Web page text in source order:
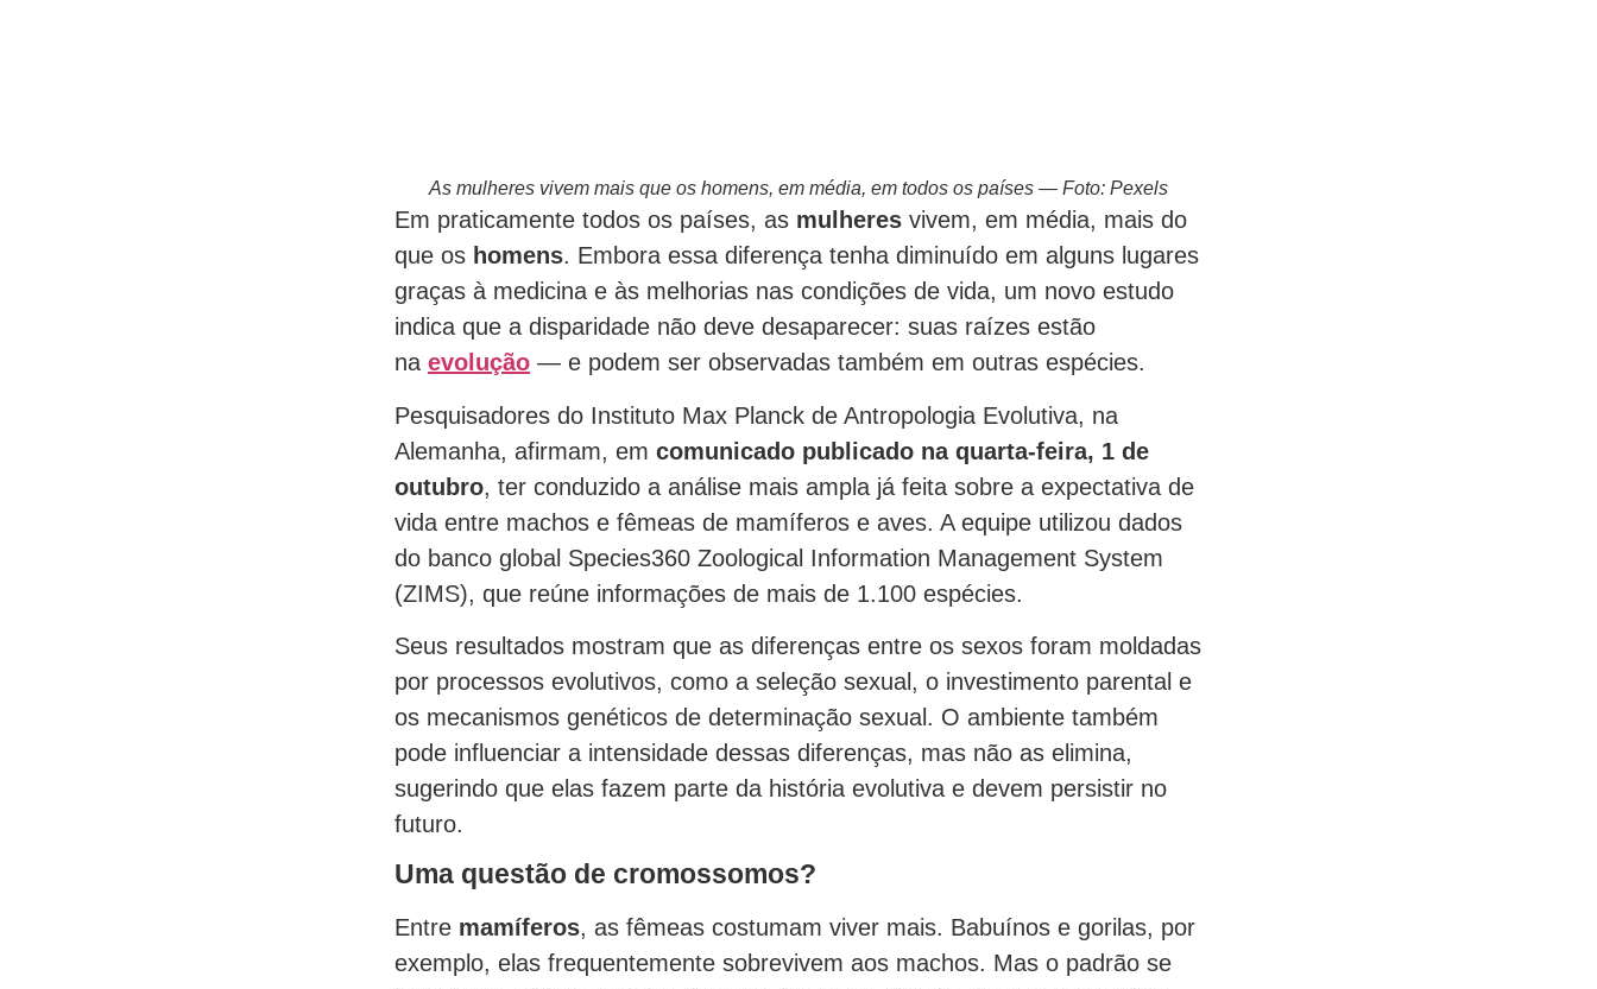
As mulheres vivem mais que os homens, em média, em todos os países — Foto: Pexels
Em praticamente todos os países, as mulheres vivem, em média, mais do
que os homens. Embora essa diferença tenha diminuído em alguns lugares
graças à medicina e às melhorias nas condições de vida, um novo estudo
indica que a disparidade não deve desaparecer: suas raízes estão
na evolução — e podem ser observadas também em outras espécies.
Pesquisadores do Instituto Max Planck de Antropologia Evolutiva, na
Alemanha, afirmam, em comunicado publicado na quarta-feira, 1 de
outubro, ter conduzido a análise mais ampla já feita sobre a expectativa de
vida entre machos e fêmeas de mamíferos e aves. A equipe utilizou dados
do banco global Species360 Zoological Information Management System
(ZIMS), que reúne informações de mais de 1.100 espécies.
Seus resultados mostram que as diferenças entre os sexos foram moldadas
por processos evolutivos, como a seleção sexual, o investimento parental e
os mecanismos genéticos de determinação sexual. O ambiente também
pode influenciar a intensidade dessas diferenças, mas não as elimina,
sugerindo que elas fazem parte da história evolutiva e devem persistir no
futuro.
Uma questão de cromossomos?
Entre mamíferos, as fêmeas costumam viver mais. Babuínos e gorilas, por
exemplo, elas frequentemente sobrevivem aos machos. Mas o padrão se